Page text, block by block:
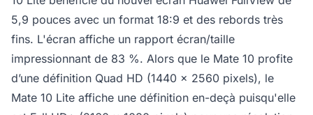
5,9 pouces avec un format 18:9 et des rebords très
fins. L'écran affiche un rapport écran/taille
impressionnant de 83 %. Alors que le Mate 10 profite
d’une définition Quad HD (1440 x 2560 pixels), le
Mate 10 Lite affiche une définition en-deçà puisqu'elle